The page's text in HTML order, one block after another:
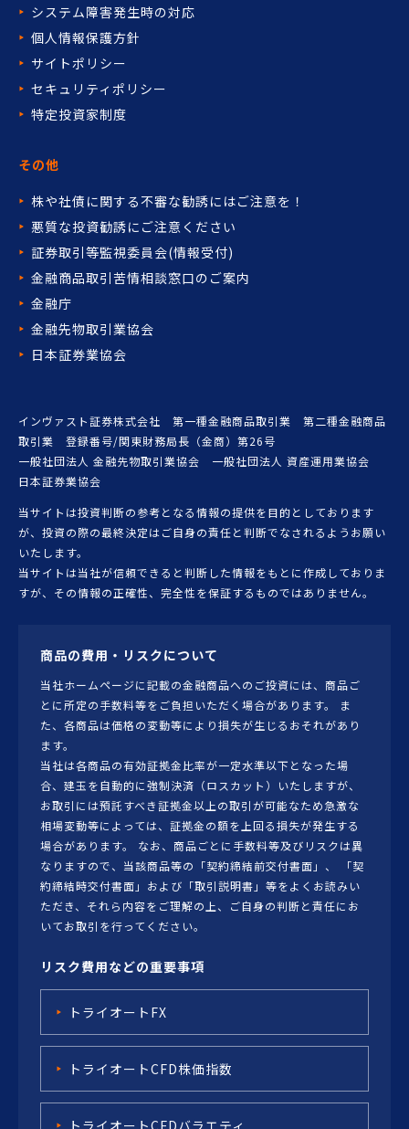
システム障害発生時の対応
個人情報保護方針
サイトポリシー
セキュリティポリシー
特定投資家制度
その他
株や社債に関する不審な勧誘にはご注意を！
悪質な投資勧誘にご注意ください
証券取引等監視委員会(情報受付)
金融商品取引苦情相談窓口の ご案内
金融庁
金融先物取引業協会
日本証券業協会
インヴァスト証券株式会社 第一種金融商品取引業 第二種金融商品
取引業 登録番号/関東財務局長（金商）第26号
一般社団法人 金融先物取引業協会 一般社団法人 資産運用業協会
日本証券業協会
当サイトは投資判断の参考となる情報の提供を目的としております
が、投資の際の最終決定はご自身の責任と判断でなされるようお願い
いたします。
当サイトは当社が信頼できると判断した情報をもとに作成しておりま
すが、その情報の正確性、完全性を保証するものではありません。
商品の費用・リスクについて
当社ホームページに記載の金融商品へのご投資には、商品ご
とに所定の手数料等をご負担いただく場合があります。 ま
た、各商品は価格の変動等により損失が生じるおそれがあり
ます。
当社は各商品の有効証拠金比率が一定水準以下となった場
合、建玉を自動的に強制決済（ロスカット）いたしますが、
お取引には預託すべき証拠金以上の取引が可能なため急激な
相場変動等によっては、証拠金の額を上回る損失が発生する
場合があります。 なお、商品ごとに手数料等及びリスクは異
なりますので、当該商品等の「契約締結前交付書面」、 「契
約締結時交付書面」および「取引説明書」等をよくお読みい
ただき、それら内容をご理解の上、ご自身の判断と責任にお
いてお取引を行ってください。
リスク費用などの重要事項
トライオートFX
トライオートCFD株価指数
トライオートCFDバラエティ